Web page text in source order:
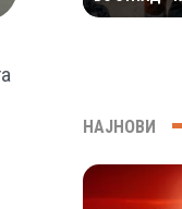
ЗА ДА ГО
НАЈНОВИ